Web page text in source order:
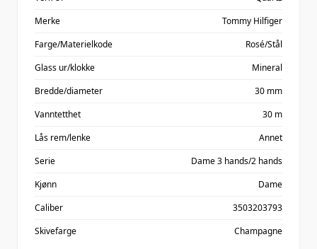
Merke
Tommy Hilfiger
Farge/Materielkode
Rosé/Stål
Glass ur/klokke
Mineral
Bredde/diameter
30 mm
Vanntetthet
30 m
Lås rem/lenke
Annet
Serie
Dame 3 hands/2 hands
Kjønn
Dame
Caliber
3503203793
Skivefarge
Champagne